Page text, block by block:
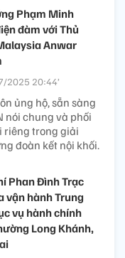
Phạm Minh
đàm với Thủ
Anwar
2025 20:44’
ủng hộ, sẵn sàng
nói chung và phối
riêng trong giải
đoàn kết nội khối.
Phan Đình Trạc
vận hành Trung
vụ hành chính
Long Khánh,